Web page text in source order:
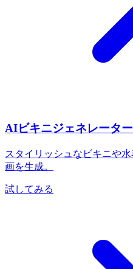
AIビキニジェネレーター
スタイリッシュなビキニや
画を生成。
試してみる